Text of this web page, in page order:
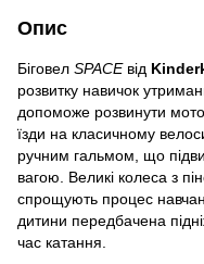
Опис
Біговел SPACEвід
розвитку навичок
допоможе розвинути
їзди на класичному
ручним гальмом, що
вагою. Великі колеса з
спрощують процес
дитини передбачена
час катання.